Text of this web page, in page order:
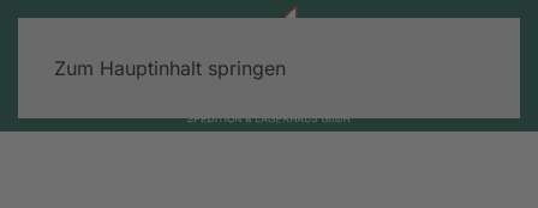
Zum Hauptinhalt springen